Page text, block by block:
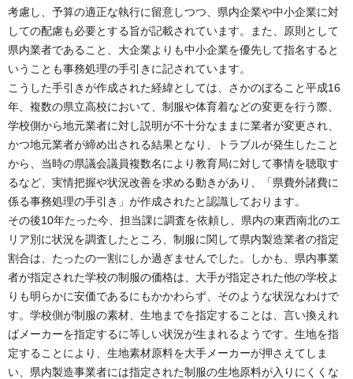
考慮し、予算の適正な執行に留意しつつ、県内企業や中小企業に対
しての配慮も必要とする旨が記載されています。また、原則として
県内業者であること、大企業よりも中小企業を優先して指名すると
いうことも事務処理の手引きに記されています。
こうした手引きが作成された経緯としては、さかのぼること平成16
年、複数の県立高校において、制服や体育着などの変更を行う際、
学校側から地元業者に対し説明が不十分なままに業者が変更され、
かつ地元業者が締め出される結果となり、トラブルが発生したこと
から、当時の県議会議員複数名により教育局に対して事情を聴取す
るなど、実情把握や状況改善を求める動きがあり、「県費外諸費に
係る事務処理の手引き」が作成されたと認識しております。
その後10年たった今、担当課に調査を依頼し、県内の東西南北のエ
リア別に状況を調査したところ、制服に関して県内製造業者の指定
割合は、たったの一割にしか過ぎませんでした。しかも、県内事業
者が指定された学校の制服の価格は、大手が指定された他の学校よ
りも明らかに安価であるにもかかわらず、そのような状況なわけで
す。学校側が制服の素材、生地までを指定することは、言い換えれ
ばメーカーを指定するに等しい状況が生まれるようです。生地を指
定することにより、生地素材原料を大手メーカーが押さえてしま
い、県内製造事業者には指定された制服の生地原料が入りにくくな